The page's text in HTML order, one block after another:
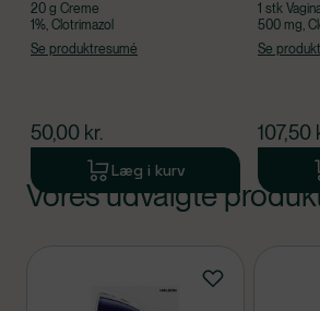
20 g Creme
1%, Clotrimazol
Se produktresumé
$nuværende pris
50,00 kr.
Læg i kurv
1 stk
500 mg,
Se
$
107,50
Produkt 1 af 0
Vores udvalgte